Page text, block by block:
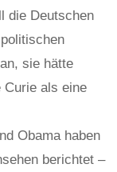
die Deutschen
sie hätte
Curie als eine
Obama haben
berichtet –